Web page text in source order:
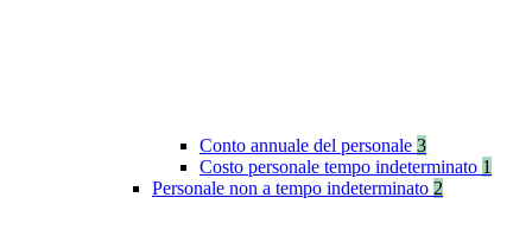
Conto annuale del personale 3
Costo personale tempo indeterminato 1
Personale non a tempo indeterminato 2